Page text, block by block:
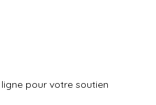
ligne pour votre soutien